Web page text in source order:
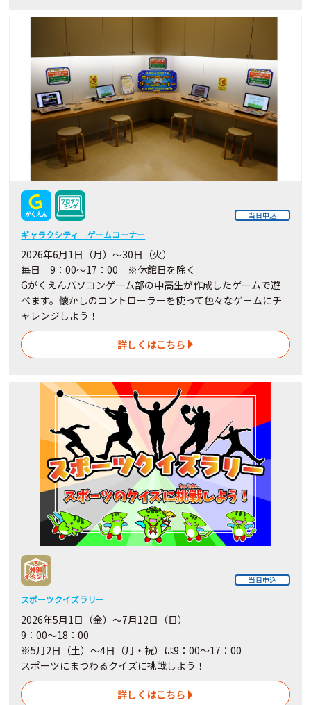
当日申込
ギャラクシティ ゲームコーナー
2026年6月1日（月）～30日（火）
毎日 9：00～17：00 ※休館日を除く
Gがくえんパソコンゲーム部の中高生が作成したゲームで遊
べます。懐かしのコントローラーを使って色々なゲームにチ
ャレンジしよう！
詳しくはこちら
当日申込
スポーツクイズラリー
2026年5月1日（金）～7月12日（日）
9：00～18：00
※5月2日（土）～4日 （月・祝） は9：00～17：00
スポーツにまつわるクイズに挑戦しよう！
詳しくはこちら